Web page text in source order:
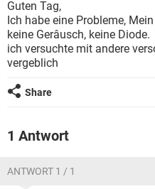
FACEBOOK
WINDOWS 10
WHATSAPP
FACEBOOK
ANDROID
WINDOWS 10
WHATSAPP
FACEBOOK
Guten Tag,
Ich habe eine Probleme,
keine Gerâusch, keine Diode.
ich versuchte mit andere
vergeblich
Share
1 Antwort
ANTWORT 1 / 1